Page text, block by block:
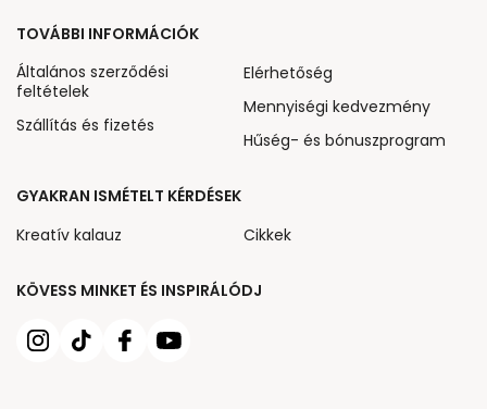
KÖVESS MINKET ÉS INSPIRÁLÓDJ
TOVÁBBI INFORMÁCIÓK
Általános szerződési
feltételek
Szállítás és fizetés
Elérhetőség
Mennyiségi kedvezmény
Hűség- és bónuszprogram
GYAKRAN ISMÉTELT KÉRDÉSEK
Kreatív kalauz
Cikkek